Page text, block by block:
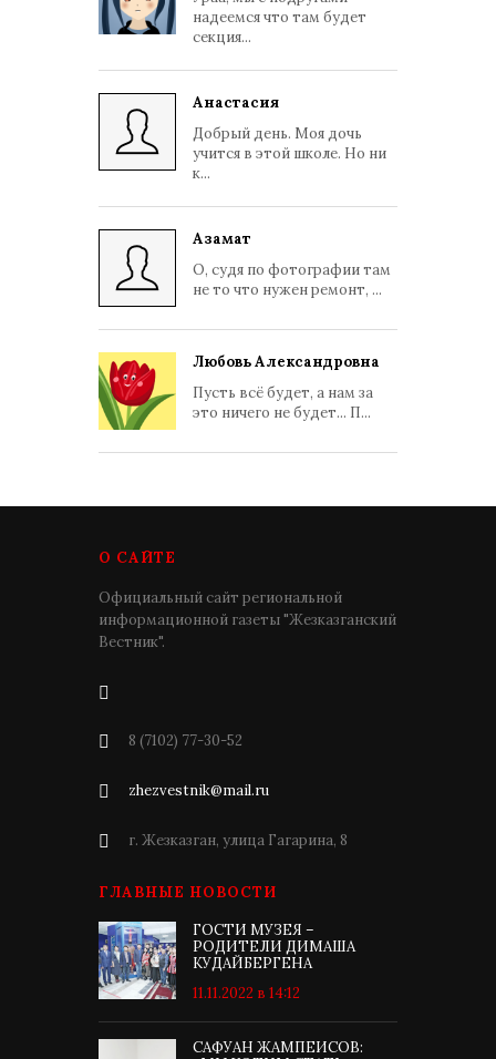
надеемся что там будет
секция...
Анастасия
Добрый день. Моя дочь
учится в этой школе. Но ни
к...
Азамат
О, судя по фотографии там
не то что нужен ремонт, ...
Любовь Александровна
Пусть всё будет, а нам за
это ничего не будет... П...
О САЙТЕ
Официальный сайт региональной
информационной газеты "Жезказганский
Вестник".
8 (7102) 77-30-52
zhezvestnik@mail.ru
г. Жезказган, улица Гагарина, 8
ГЛАВНЫЕ НОВОСТИ
ГОСТИ МУЗЕЯ –
РОДИТЕЛИ ДИМАША
КУДАЙБЕРГЕНА
11.11.2022 в 14:12
САФУАН ЖАМПЕИСОВ: